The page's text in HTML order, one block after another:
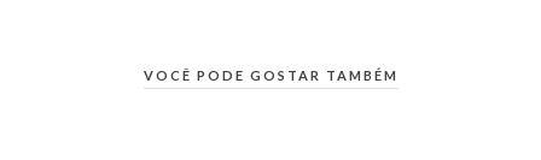
VOCÊ PODE GOSTAR TAMBÉM